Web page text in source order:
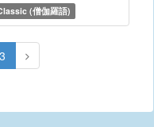
(僧伽羅語)
3